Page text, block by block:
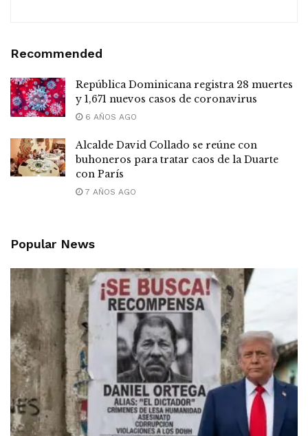
Recommended
República Dominicana registra 28 muertes
y 1,671 nuevos casos de coronavirus
6 AÑOS AGO
Alcalde David Collado se reúne con
buhoneros para tratar caos de la Duarte
con París
7 AÑOS AGO
Popular News